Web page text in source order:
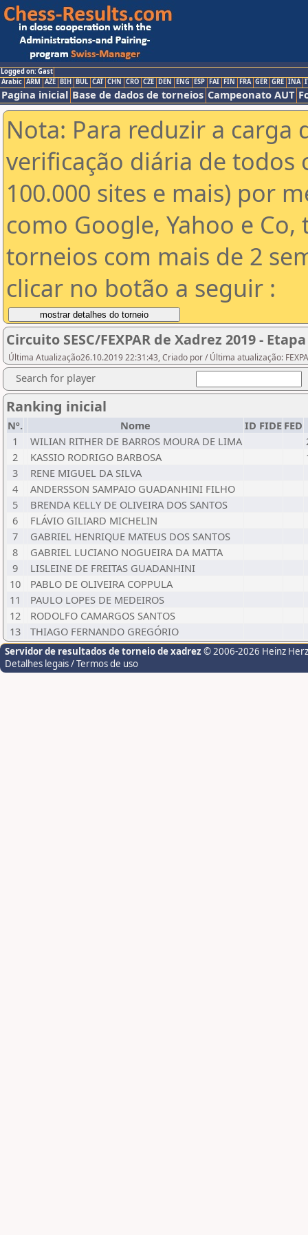
Logged on: Gast
Arabic ARM AZE BIH BUL CAT CHN CRO CZE DEN ENG ESP FAI FIN FRA GER GRE INA
Pagina inicial Base de dados de torneios Campeonato AUT
Nota: Para reduzir a carga
verificação diária de todos
100.000 sites e mais) por
como Google, Yahoo e
torneios com mais de 2
clicar no botão a seguir :
Circuito SESC/FEXPAR de Xadrez 2019 -
Última Atualização26.10.2019 22:31:43, Criado por / Última atualização:
Search for player
Ranking inicial
Nº. Nome ID FIDE FED
1
WILIAN RITHER DE BARROS MOURA DE LIMA
2
KASSIO RODRIGO BARBOSA
3
RENE MIGUEL DA SILVA
4
ANDERSSON SAMPAIO GUADANHINI FILHO
5
BRENDA KELLY DE OLIVEIRA DOS SANTOS
6
FLÁVIO GILIARD MICHELIN
7
GABRIEL HENRIQUE MATEUS DOS SANTOS
8
GABRIEL LUCIANO NOGUEIRA DA MATTA
9
LISLEINE DE FREITAS GUADANHINI
10
PABLO DE OLIVEIRA COPPULA
11
PAULO LOPES DE MEDEIROS
12
RODOLFO CAMARGOS SANTOS
13
THIAGO FERNANDO GREGÓRIO
Servidor de resultados de torneio de xadrez © 2006-2026 Heinz
Detalhes legais / Termos de uso